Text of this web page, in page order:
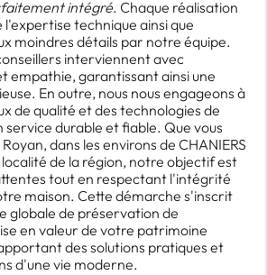
intégré. Chaque réalisation
technique ainsi que
moindres détails par notre équipe.
interviennent avec
empathie, garantissant ainsi une
En outre, nous nous engageons à
de qualité et des technologies de
durable et fiable. Que vous
dans les environs de CHANIERS
de la région, notre objectif est
tout en respectant l'intégrité
maison. Cette démarche s'inscrit
globale de préservation de
en valeur de votre patrimoine
des solutions pratiques et
d'une vie moderne.